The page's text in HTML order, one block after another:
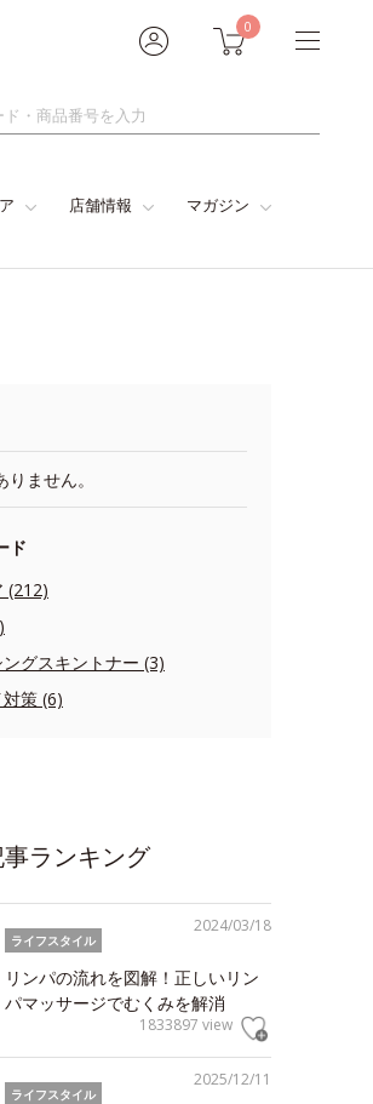
0
店舗情報 マガジン
ません。
ド
(212)
グスキントナー (3)
策 (6)
ランキング
2024/03/18
ライフスタイル
リンパの流れを図解！正しいリン
パマッサージでむくみを解消
1833897 view
2025/12/11
ライフスタイル